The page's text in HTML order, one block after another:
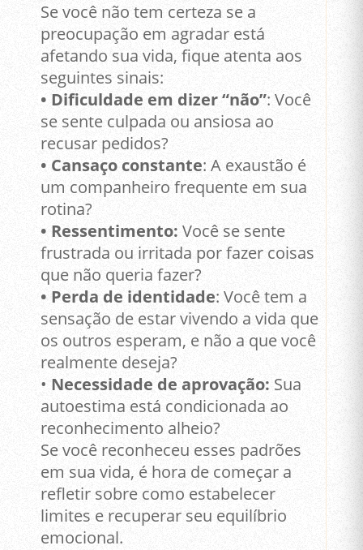
Se você não tem certeza se a
preocupação em agradar está
afetando sua vida, fique atenta aos
seguintes sinais:
• Dificuldade em dizer “não”: Você
se sente culpada ou ansiosa ao
recusar pedidos?
• Cansaço constante: A exaustão é
um companheiro frequente em sua
rotina?
• Ressentimento: Você se sente
frustrada ou irritada por fazer coisas
que não queria fazer?
• Perda de identidade: Você tem a
sensação de estar vivendo a vida que
os outros esperam, e não a que você
realmente deseja?
• Necessidade de aprovação: Sua
autoestima está condicionada ao
reconhecimento alheio?
Se você reconheceu esses padrões
em sua vida, é hora de começar a
refletir sobre como estabelecer
limites e recuperar seu equilíbrio
emocional.